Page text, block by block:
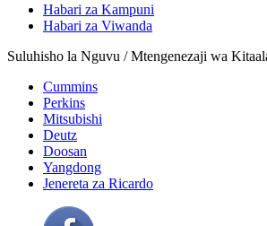
Habari za Kampuni
Habari za Viwanda
Suluhisho la Nguvu / Mtengenezaji wa
Cummins
Perkins
Mitsubishi
Deutz
Doosan
Yangdong
Jenereta za Ricardo